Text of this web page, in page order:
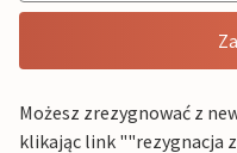
Możesz zrezygnować z
klikając link ""rezygnacja